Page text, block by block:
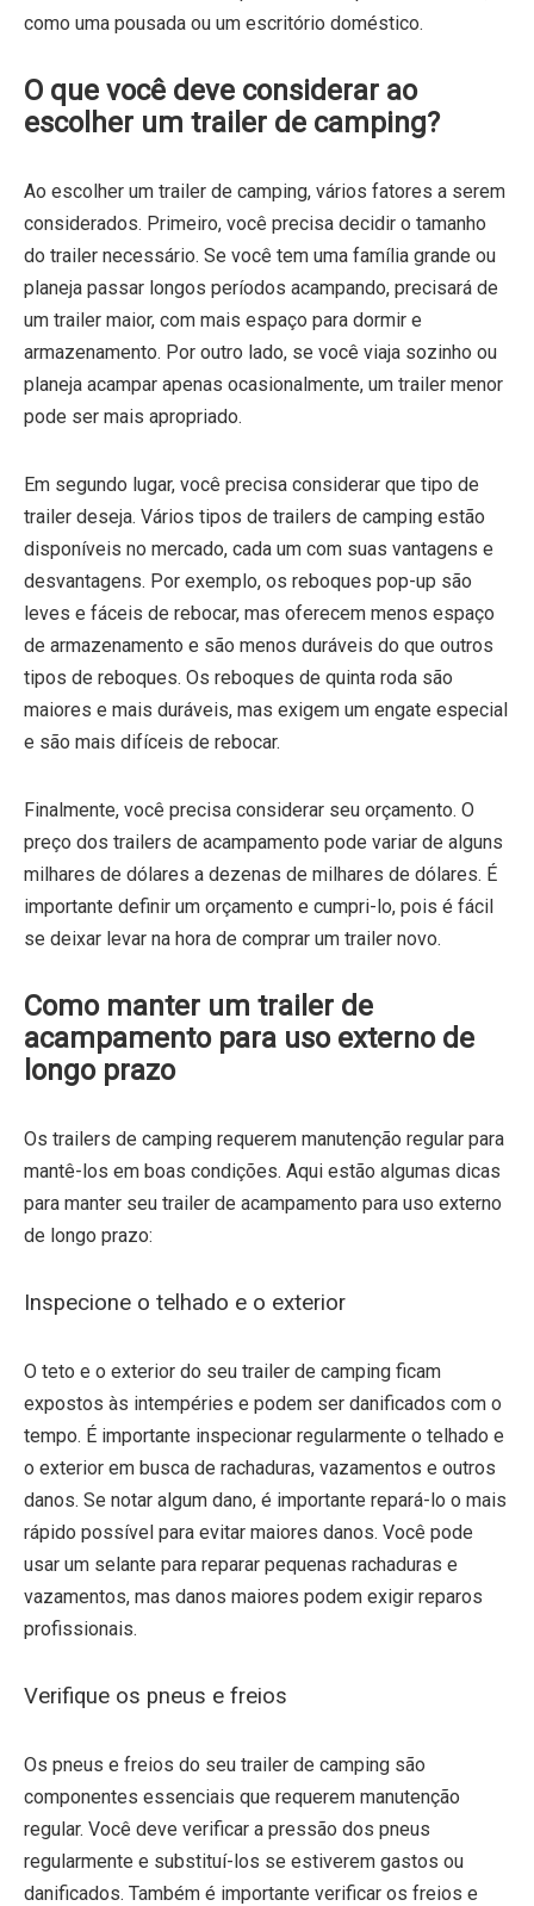
como uma pousada ou um escritório doméstico.
O que você deve considerar ao
escolher um trailer de camping?
Ao escolher um trailer de camping, vários fatores a serem
considerados. Primeiro, você precisa decidir o tamanho
do trailer necessário. Se você tem uma família grande ou
planeja passar longos períodos acampando, precisará de
um trailer maior, com mais espaço para dormir e
armazenamento. Por outro lado, se você viaja sozinho ou
planeja acampar apenas ocasionalmente, um trailer menor
pode ser mais apropriado.
Em segundo lugar, você precisa considerar que tipo de
trailer deseja. Vários tipos de trailers de camping estão
disponíveis no mercado, cada um com suas vantagens e
desvantagens. Por exemplo, os reboques pop-up são
leves e fáceis de rebocar, mas oferecem menos espaço
de armazenamento e são menos duráveis ​​do que outros
tipos de reboques. Os reboques de quinta roda são
maiores e mais duráveis, mas exigem um engate especial
e são mais difíceis de rebocar.
Finalmente, você precisa considerar seu orçamento. O
preço dos trailers de acampamento pode variar de alguns
milhares de dólares a dezenas de milhares de dólares. É
importante definir um orçamento e cumpri-lo, pois é fácil
se deixar levar na hora de comprar um trailer novo.
Como manter um trailer de
acampamento para uso externo de
longo prazo
Os trailers de camping requerem manutenção regular para
mantê-los em boas condições. Aqui estão algumas dicas
para manter seu trailer de acampamento para uso externo
de longo prazo:
Inspecione o telhado e o exterior
O teto e o exterior do seu trailer de camping ficam
expostos às intempéries e podem ser danificados com o
tempo. É importante inspecionar regularmente o telhado e
o exterior em busca de rachaduras, vazamentos e outros
danos. Se notar algum dano, é importante repará-lo o mais
rápido possível para evitar maiores danos. Você pode
usar um selante para reparar pequenas rachaduras e
vazamentos, mas danos maiores podem exigir reparos
profissionais.
Verifique os pneus e freios
Os pneus e freios do seu trailer de camping são
componentes essenciais que requerem manutenção
regular. Você deve verificar a pressão dos pneus
regularmente e substituí-los se estiverem gastos ou
danificados. Também é importante verificar os freios e